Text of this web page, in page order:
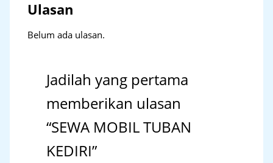
Ulasan
Belum ada ulasan.
Jadilah yang pertama
memberikan ulasan
“SEWA MOBIL TUBAN
KEDIRI”